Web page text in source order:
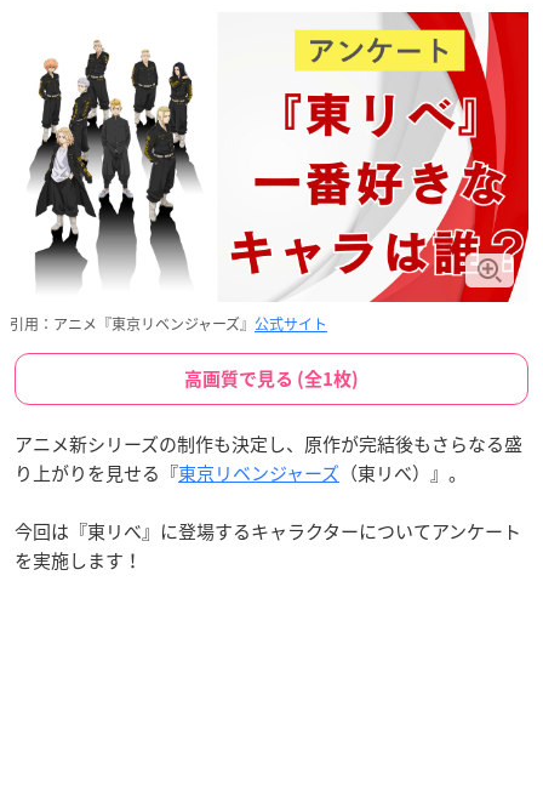
引用：アニメ『東京リベンジャーズ』 公式サイト
高画質で見る (全1枚)
アニメ新シリーズの制作も決定し、原作が完結後もさらなる盛
り上がりを見せる『東京リベンジャーズ （東リべ）』。
今回は『東リべ』に登場するキャラクターについてアンケート
を実施します！